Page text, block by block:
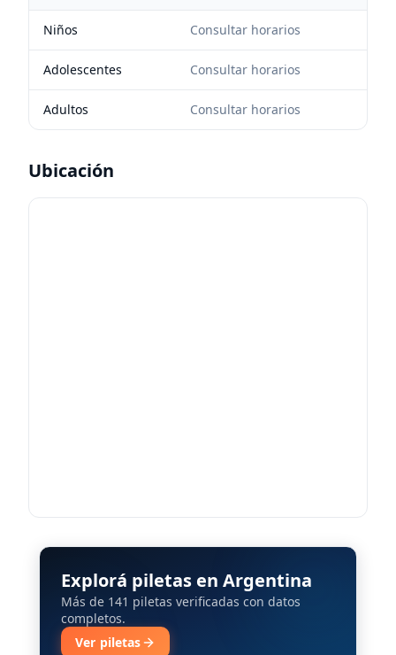
Niños Consultar horarios
Adolescentes Consultar horarios
Adultos Consultar horarios
Ubicación
Explorá piletas en Argentina
Más de 141 piletas verificadas con datos
completos.
Ver piletas